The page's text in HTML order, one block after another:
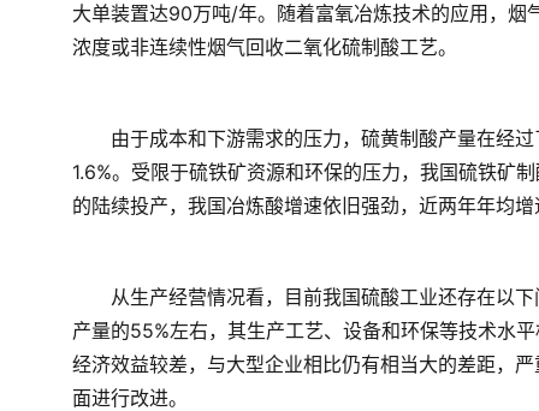
大单装置达90万吨/年。随着富氧冶炼技术的应用，
浓度或非连续性烟气回收二氧化硫制酸工艺。
由于成本和下游需求的压力，硫黄制酸产量在经过
1.6%。受限于硫铁矿资源和环保的压力，我国硫铁矿
的陆续投产，我国冶炼酸增速依旧强劲，近两年年均增
从生产经营情况看，目前我国硫酸工业还存在以下
产量的55%左右，其生产工艺、设备和环保等技术水
经济效益较差，与大型企业相比仍有相当大的差距，
面进行改进。